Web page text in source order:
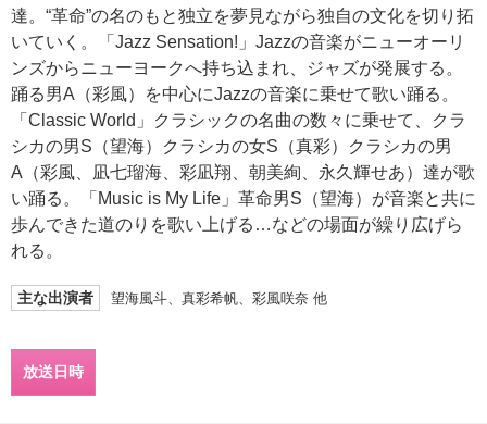
達。“革命”の名のもと独立を夢見ながら独自の文化を切り拓
いていく。「Jazz Sensation!」Jazzの音楽がニューオーリ
ンズからニューヨークへ持ち込まれ、ジャズが発展する。
踊る男A（彩風）を中心にJazzの音楽に乗せて歌い踊る。
「Classic World」クラシックの名曲の数々に乗せて、クラ
シカの男S（望海）クラシカの女S（真彩）クラシカの男
A（彩風、凪七瑠海、彩凪翔、朝美絢、永久輝せあ）達が歌
い踊る。「Music is My Life」革命男S（望海）が音楽と共に
歩んできた道のりを歌い上げる…などの場面が繰り広げら
れる。
主な出演者 望海風斗、真彩希帆、彩風咲奈 他
放送日時